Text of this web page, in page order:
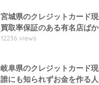
宮城県のクレジットカード
買取率保証のある有名店ばか
12236 views
岐阜県のクレジットカード
誰にも知られずお金を作る